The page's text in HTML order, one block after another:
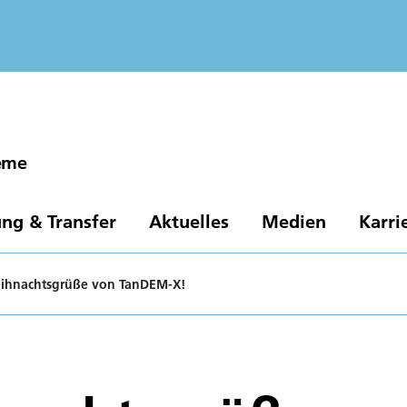
& Transfer Aktuelles Medien
von TanDEM-X!